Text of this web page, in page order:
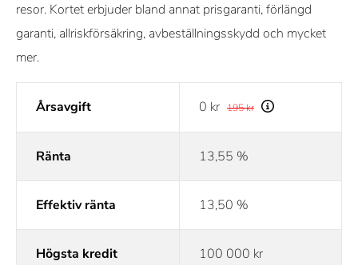
resor. Kortet erbjuder bland annat prisgaranti, förlängd
garanti, allriskförsäkring, avbeställningsskydd och mycket
mer.
Årsavgift 0 kr 195 kr
Ränta 13,55 %
Effektiv ränta 13,50 %
Högsta kredit 100 000 kr